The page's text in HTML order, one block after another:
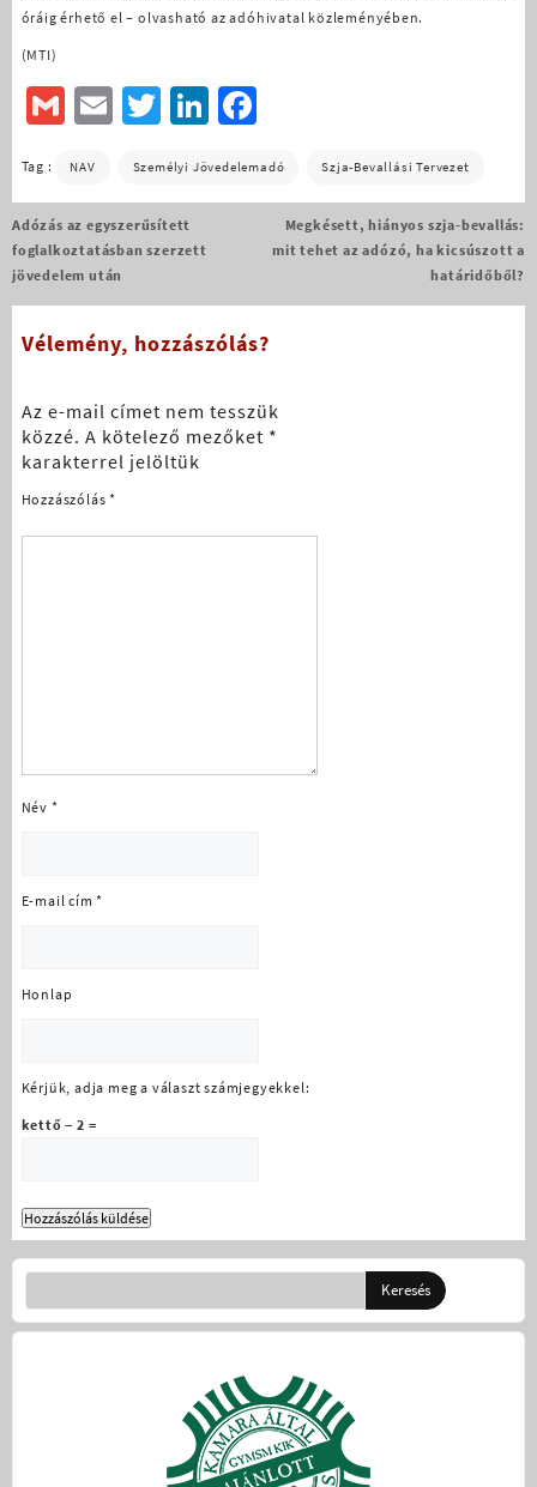
óráig érhető el – olvasható az adóhivatal közleményében.
(MTI)
GmailEmailTwitterLinkedIn
Facebook
Tag : NAV Személyi Jövedelemadó Szja-Bevallási Tervezet
Bejegyzés
navigáció
Adózás az egyszerűsített
foglalkoztatásban szerzett
jövedelem után
Megkésett, hiányos szja-bevallás:
mit tehet az adózó, ha kicsúszott a
határidőből?
Vélemény, hozzászólás?
Az e-mail címet nem tesszük
közzé. A kötelező mezőket *
karakterrel jelöltük
Hozzászólás*
Név *
E-mail cím*
Honlap
Kérjük, adja meg a választ számjegyekkel:
kettő − 2 =